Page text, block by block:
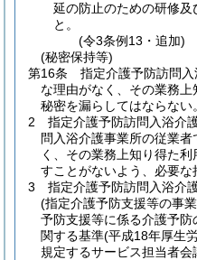
延の防止のための研修及
と。
(令3条例13・追加)
(秘密保持等)
第16条
指定介護予防訪問
な理由がなく、その業務
秘密を漏らしてはならない。
2
指定介護予防訪問入浴介
問入浴介護事業所の従業
く、その業務上知り得た
すことがないよう、必要な
3
指定介護予防訪問入浴介
(指定介護予防支援等の事
予防支援等に係る介護予
関する基準(平成18年厚生
規定するサービス担当者会